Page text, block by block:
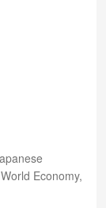
Economy,